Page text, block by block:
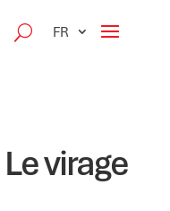
FR
virage